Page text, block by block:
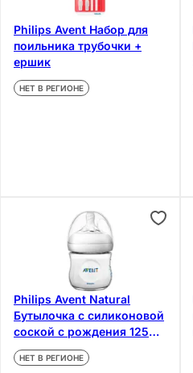
Philips Avent Набор для
поильника трубочки +
ершик
НЕТ В РЕГИОНЕ
Philips Avent Natural
Бутылочка с силиконовой
соской с рождения 125
мл
НЕТ В РЕГИОНЕ